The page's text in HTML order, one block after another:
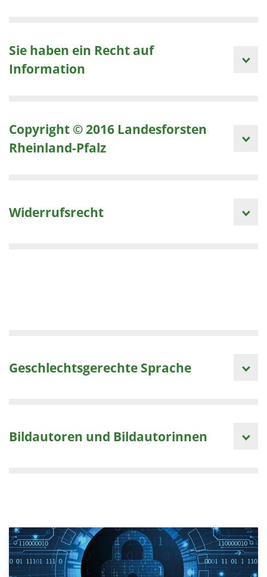
Sie haben ein Recht auf
Information
Copyright © 2016 Landesforsten
Rheinland-Pfalz
Widerrufsrecht
Geschlechtsgerechte Sprache
Bildautoren und Bildautorinnen